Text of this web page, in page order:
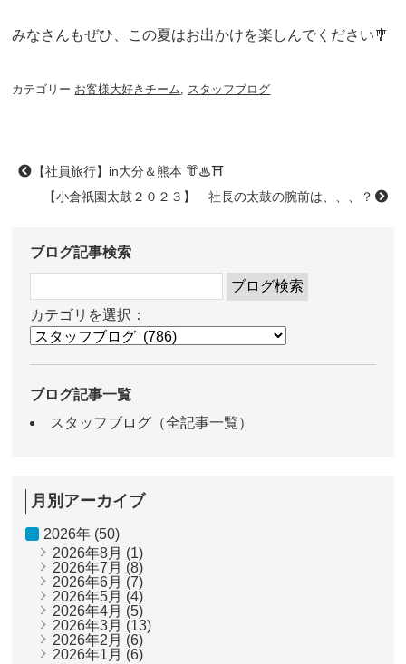
みなさんもぜひ、この夏はお出かけを楽しんでください🎐
カテゴリー お客様大好きチーム スタッフブログ
【社員旅行】in大分＆熊本 👘♨⛩
【小倉祇園太鼓２０２３】 社長の太鼓の腕前は、、、？
ブログ記事検索
カテゴリを選択：
ブログ記事一覧
スタッフブログ（全記事一覧）
月別アーカイブ
2026年 (50)
2026年8月 (1)
2026年7月 (8)
2026年6月 (7)
2026年5月 (4)
2026年4月 (5)
2026年3月 (13)
2026年2月 (6)
2026年1月 (6)